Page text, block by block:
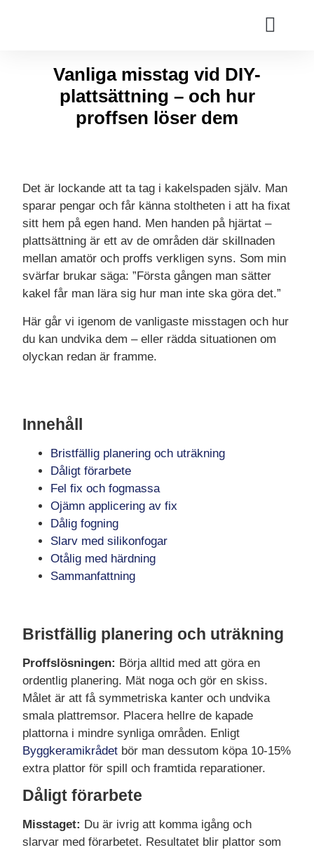
Vanliga misstag vid DIY-
plattsättning – och hur
proffsen löser dem
Det är lockande att ta tag i kakelspaden själv. Man
sparar pengar och får känna stoltheten i att ha fixat
sitt hem på egen hand. Men handen på hjärtat –
plattsättning är ett av de områden där skillnaden
mellan amatör och proffs verkligen syns. Som min
svärfar brukar säga: ”Första gången man sätter
kakel får man lära sig hur man inte ska göra det.”
Här går vi igenom de vanligaste misstagen och hur
du kan undvika dem – eller rädda situationen om
olyckan redan är framme.
Innehåll
Bristfällig planering och uträkning
Dåligt förarbete
Fel fix och fogmassa
Ojämn applicering av fix
Dålig fogning
Slarv med silikonfogar
Otålig med härdning
Sammanfattning
Bristfällig planering och uträkning
Proffslösningen: Börja alltid med att göra en
ordentlig planering. Mät noga och gör en skiss.
Målet är att få symmetriska kanter och undvika
smala plattremsor. Placera hellre de kapade
plattorna i mindre synliga områden. Enligt
Byggkeramikrådet bör man dessutom köpa 10-15%
extra plattor för spill och framtida reparationer.
Dåligt förarbete
Misstaget: Du är ivrig att komma igång och
slarvar med förarbetet. Resultatet blir plattor som